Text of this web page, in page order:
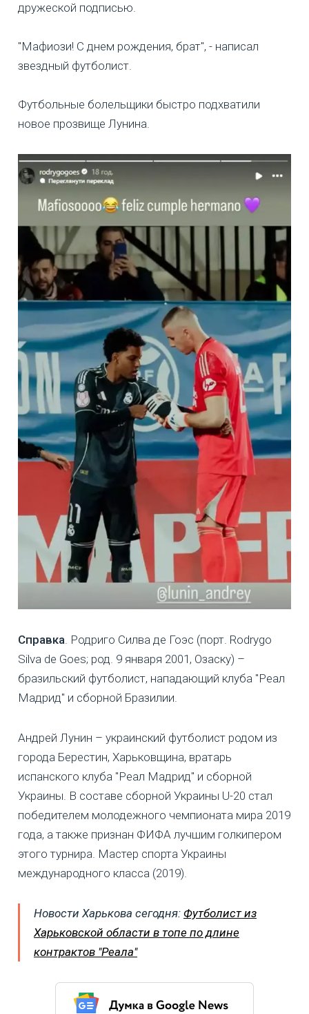
дружеской подписью.
"Мафиози! С днем рождения, брат", - написал
звездный футболист.
Футбольные болельщики быстро подхватили
новое прозвище Лунина.
Справка. Родриго Силва де Гоэс (порт. Rodrygo
Silva de Goes; род. 9 января 2001, Озаску) –
бразильский футболист, нападающий клуба "Реал
Мадрид" и сборной Бразилии.
Андрей Лунин – украинский футболист родом из
города Берестин, Харьковщина, вратарь
испанского клуба "Реал Мадрид" и сборной
Украины. В составе сборной Украины U-20 стал
победителем молодежного чемпионата мира 2019
года, а также признан ФИФА лучшим голкипером
этого турнира. Мастер спорта Украины
международного класса (2019).
Новости Харькова сегодня: Футболист из
Харьковской области в топе по длине
контрактов "Реала"